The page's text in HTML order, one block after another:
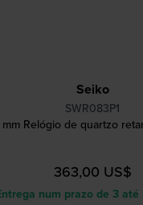
Seiko
SWR083P1
mm Relógio de quartzo
363,00 US$
num prazo de 3